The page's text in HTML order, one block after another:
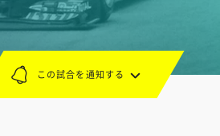
この試合を通知する